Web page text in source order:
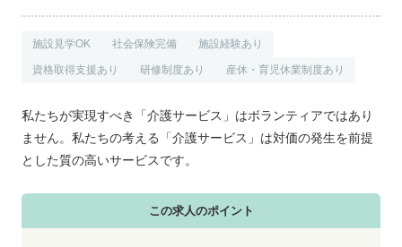
お問い合わせ
お電話でのお問い合わせ
平日 9:00～18:00
0800-555-1109
メールでのお問い合わせ
無料お仕事相談
施設見学OK 社会保険完備 施設経験あり
資格取得支援あり 研修制度あり 産休・育児休業制度あり
私たちが実現すべき「介護サービス」はボランティアではあり
ません。私たちの考える「介護サービス」は対価の発生を前提
とした質の高いサービスです。
この求人のポイント